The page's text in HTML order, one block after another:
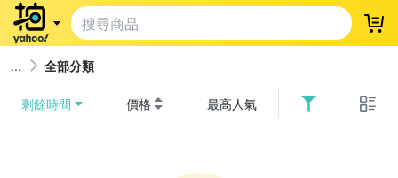
登
全部分類
剩餘時間 價格 最高人氣